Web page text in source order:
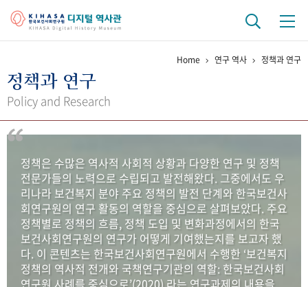
걸어온 길 기관 변천사
연구 역사
정책과 연구 키워드로 보는 연구 역사
연구자들
간행물 변천사
기록물 아카이브
사진 아카이브 문서 기록물 행정박물 영상 기록물
Home 연구 역사 정책과 연구
정책과 연구
Policy and Research
정책은 수많은 역사적 사회적 상황과 다양한 연구 및 정책
전문가들의 노력으로 수립되고 발전해왔다. 그중에서도 우
리나라 보건복지 분야 주요 정책의 발전 단계와 한국보건사
회연구원의 연구 활동의 역할을 중심으로 살펴보았다. 주요
정책별로 정책의 흐름, 정책 도입 및 변화과정에서의 한국
보건사회연구원의 연구가 어떻게 기여했는지를 보고자 했
다. 이 콘텐츠는 한국보건사회연구원에서 수행한 ‘보건복지
정책의 역사적 전개와 국책연구기관의 역할: 한국보건사회